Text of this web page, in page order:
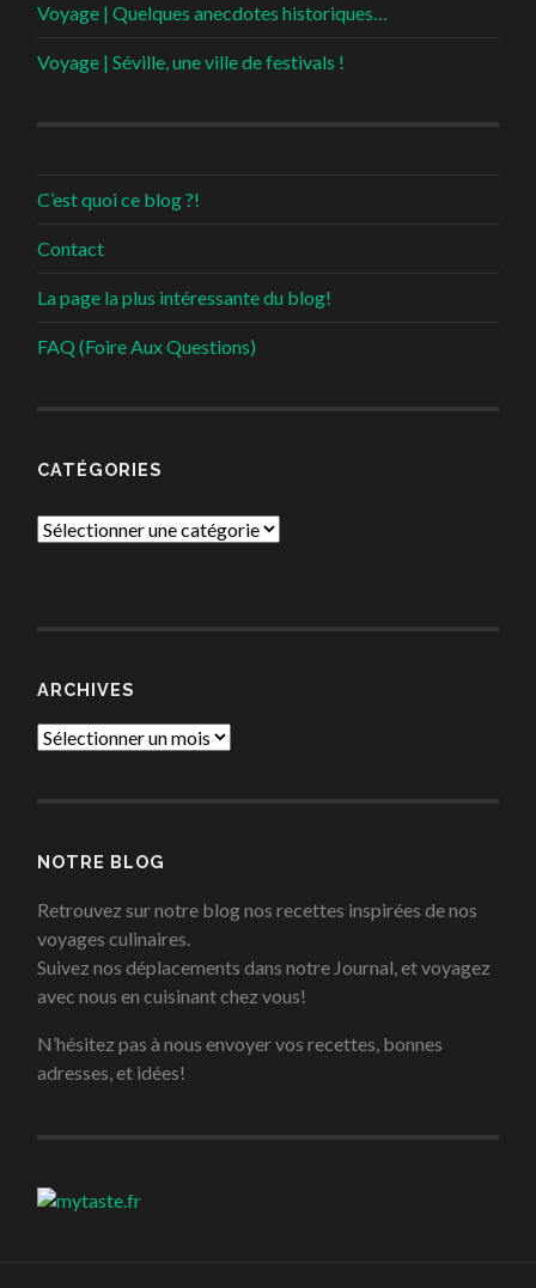
Voyage | Quelques anecdotes historiques…
Voyage | Séville, une ville de festivals !
C’est quoi ce blog ?!
Contact
La page la plus intéressante du blog!
FAQ (Foire Aux Questions)
CATÉGORIES
Catégories
ARCHIVES
Archives
NOTRE BLOG
Retrouvez sur notre blog nos recettes inspirées de nos
voyages culinaires.
Suivez nos déplacements dans notre Journal, et voyagez
avec nous en cuisinant chez vous!
N’hésitez pas à nous envoyer vos recettes, bonnes
adresses, et idées!